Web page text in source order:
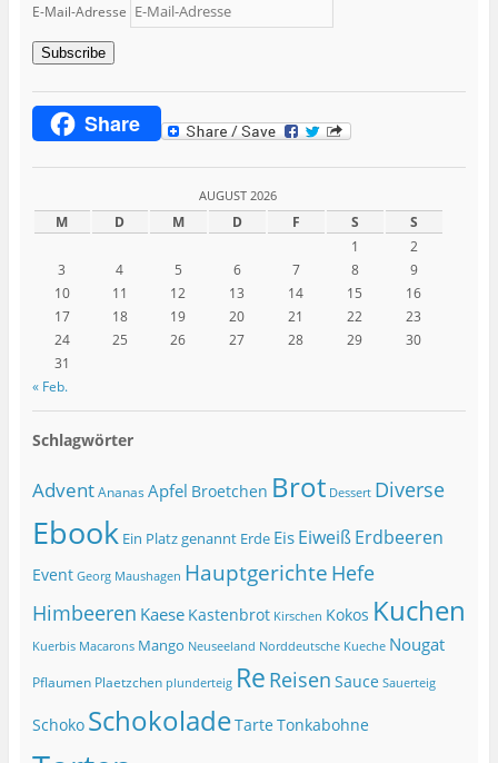
E-Mail-Adresse
Subscribe
Share
AUGUST 2026
M D M D F S
S
1
2
3
4 5 6 7 8
9
10
11 12 13 14 15
16
17
18 19 20 21 22
23
24
25 26 27 28 29
30
31
« Feb.
Schlagwörter
Advent Ananas Apfel Broetchen Brot Dessert Diverse
Ebook Ein Platz genannt Erde Eis Eiweiß Erdbeeren
Event Georg Maushagen Hauptgerichte Hefe
Himbeeren Kaese Kastenbrot Kirschen Kokos Kuchen
Kuerbis Macarons Mango Neuseeland Norddeutsche Kueche Nougat
Pflaumen Plaetzchen plunderteig Re Reisen Sauce Sauerteig
Schoko SchokoladeTarteTonkabohne